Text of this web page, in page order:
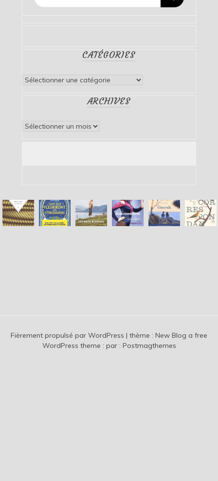
CATÉGORIES
Catégories
ARCHIVES
Archives
Fièrement propulsé par WordPress | thème : New Blog a free
WordPress theme : par : Postmagthemes